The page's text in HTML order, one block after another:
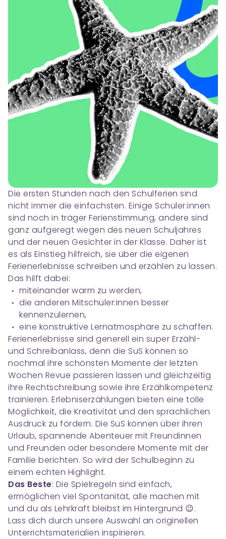
Die ersten Stunden nach den Schulferien sind
nicht immer die einfachsten. Einige Schüler:innen
sind noch in träger Ferienstimmung, andere sind
ganz aufgeregt wegen des neuen Schuljahres
und der neuen Gesichter in der Klasse. Daher ist
es als Einstieg hilfreich, sie über die eigenen
Ferienerlebnisse schreiben und erzählen zu lassen.
Das hilft dabei:
miteinander warm zu werden,
die anderen Mitschüler:innen besser
kennenzulernen,
eine konstruktive Lernatmosphäre zu schaffen.
Ferienerlebnisse sind generell ein super Erzähl-
und Schreibanlass, denn die SuS können so
nochmal ihre schönsten Momente der letzten
Wochen Revue passieren lassen und gleichzeitig
ihre Rechtschreibung sowie ihre Erzählkompetenz
trainieren. Erlebniserzählungen bieten eine tolle
Möglichkeit, die Kreativität und den sprachlichen
Ausdruck zu fördern. Die SuS können über ihren
Urlaub, spannende Abenteuer mit Freundinnen
und Freunden oder besondere Momente mit der
Familie berichten. So wird der Schulbeginn zu
einem echten Highlight.
Das Beste: Die Spielregeln sind einfach,
ermöglichen viel Spontanität, alle machen mit
und du als Lehrkraft bleibst im Hintergrund 😉.
Lass dich durch unsere Auswahl an originellen
Unterrichtsmaterialien inspirieren.